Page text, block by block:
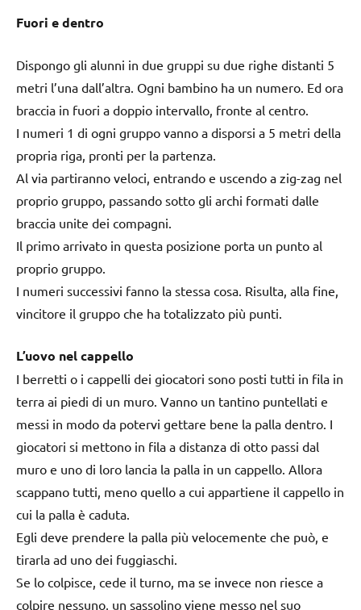
Fuori e dentro
Dispongo gli alunni in due gruppi su due righe distanti 5
metri l’una dall’altra. Ogni bambino ha un numero. Ed ora
braccia in fuori a doppio intervallo, fronte al centro.
I numeri 1 di ogni gruppo vanno a disporsi a 5 metri della
propria riga, pronti per la partenza.
Al via partiranno veloci, entrando e uscendo a zig-zag nel
proprio gruppo, passando sotto gli archi formati dalle
braccia unite dei compagni.
Il primo arrivato in questa posizione porta un punto al
proprio gruppo.
I numeri successivi fanno la stessa cosa. Risulta, alla fine,
vincitore il gruppo che ha totalizzato più punti.
L’uovo nel cappello
I berretti o i cappelli dei giocatori sono posti tutti in fila in
terra ai piedi di un muro. Vanno un tantino puntellati e
messi in modo da potervi gettare bene la palla dentro. I
giocatori si mettono in fila a distanza di otto passi dal
muro e uno di loro lancia la palla in un cappello. Allora
scappano tutti, meno quello a cui appartiene il cappello in
cui la palla è caduta.
Egli deve prendere la palla più velocemente che può, e
tirarla ad uno dei fuggiaschi.
Se lo colpisce, cede il turno, ma se invece non riesce a
colpire nessuno, un sassolino viene messo nel suo